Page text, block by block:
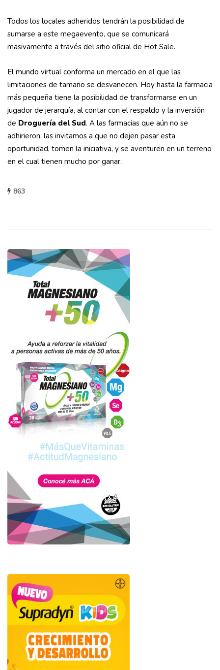
Todos los locales adheridos tendrán la posibilidad de
sumarse a este megaevento, que se comunicará
masivamente a través del sitio oficial de Hot Sale.
El mundo virtual conforma un mercado en el que las
limitaciones de tamaño se desvanecen. Hoy hasta la farmacia
más pequeña tiene la posibilidad de transformarse en un
jugador de jerarquía, al contar con el respaldo y la inversión
de Droguería del Sud. A las farmacias que aún no se
adhirieron, las invitamos a que no dejen pasar esta
oportunidad, tomen la iniciativa, y se aventuren en un terreno
en el cual tienen mucho por ganar.
863